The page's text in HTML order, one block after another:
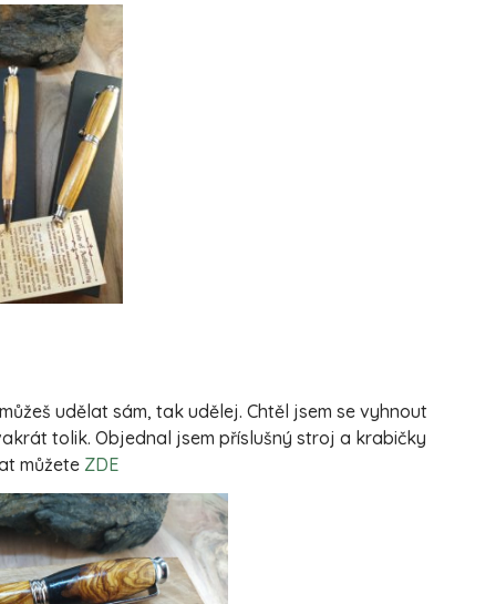
udělat sám, tak udělej. Chtěl jsem se vyhnout
tolik. Objednal jsem příslušný stroj a krabičky
můžete ZDE